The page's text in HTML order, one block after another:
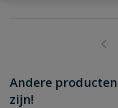
Andere
zijn!